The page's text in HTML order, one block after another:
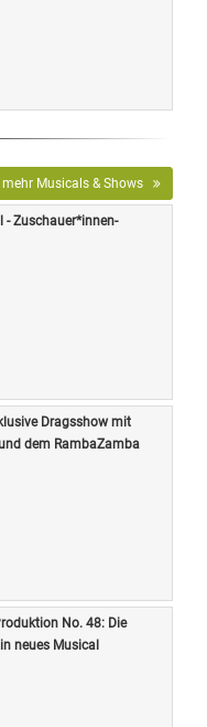
mehr Musicals & Shows
- Zuschauer*innen-
Dragsshow mit
dem RambaZamba
No. 48: Die
neues Musical